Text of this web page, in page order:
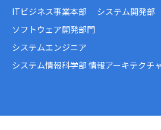
ITビジネス事業本部 システム開発部
ソフトウェア開発部門
システムエンジニア
システム情報科学部 情報アーキテクチ